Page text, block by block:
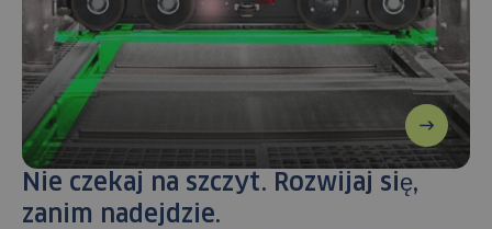
Nie czekaj na szczyt. Rozwijaj się,
zanim nadejdzie.